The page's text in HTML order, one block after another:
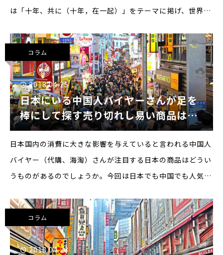
は「十年、共に（十年，在一起）」をテーマに掲げ、世界各
ーヒー文化および関連産業の発展を象徴するイベントとして
コラム
2018.04.25
日本にいる中国人バイヤーさんが足を
棒にして探す売り切れし易い商品はこ
れだ！
日本国内の消費に大きな影響を与えていると言われる中国人
バイヤー（代購、海淘）さんが注目する日本の商品はどうい
うものがあるのでしょうか。今回は日本でも中国でも人気が
ヤーさんのブログ記事をご紹介です。※via：共享酒库
コラム
2018.04.23